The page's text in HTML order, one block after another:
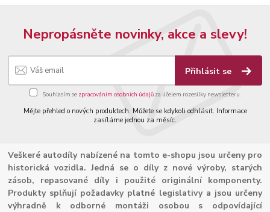
Nepropásněte novinky, akce a slevy!
Přihlásit se
Souhlasím se zpracováním osobních údajůza účelem rozesílky newsletteru.
Mějte přehled o nových produktech. Můžete se kdykoli odhlásit. Informace
zasíláme jednou za měsíc.
Veškeré autodíly nabízené na tomto e-shopu jsou určeny pro
historická vozidla. Jedná se o díly z nové výroby, starých
zásob, repasované díly i použité originální komponenty.
Produkty splňují požadavky platné legislativy a jsou určeny
výhradně k odborné montáži osobou s odpovídající